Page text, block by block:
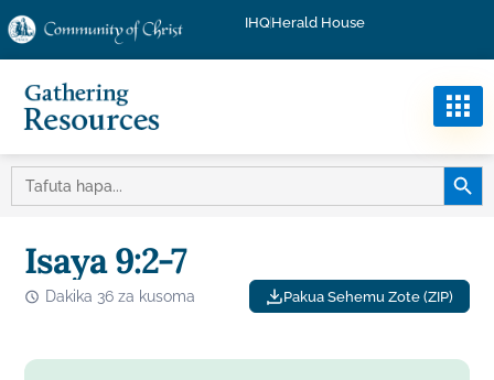
IHQHerald House
Isaya 9:2-7
Pakua Sehemu Zote (ZIP)
Dakika 36 za kusoma